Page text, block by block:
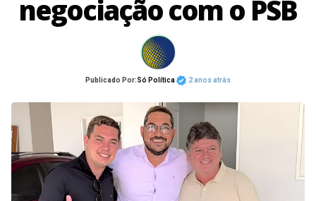
negociação com o PSB
Publicado Por:Só Política 2 anos atrás